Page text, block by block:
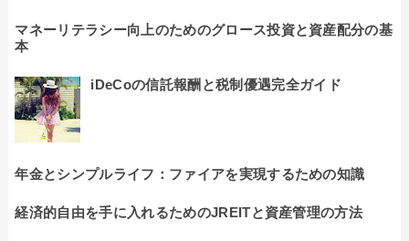
マネーリテラシー向上のためのグロース投資と資産配分の基
本
iDeCoの信託報酬と税制優遇完全ガイド
年金とシンプルライフ：ファイアを実現するための知識
経済的自由を手に入れるためのJREITと資産管理の方法